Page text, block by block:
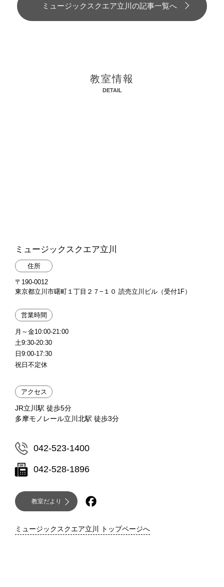
ミュージックスクエア立川の記事一覧へ
教室情報
DETAIL
ミュージックスクエア立川
住所
〒190-0012
東京都立川市曙町１丁目２７−１０ 読売立川ビル（受付1F）
営業時間
月～金10:00-21:00
土9:30-20:30
日9:00-17:30
祝日不定休
アクセス
JR立川駅 徒歩5分
多摩モノレール立川北駅 徒歩3分
042-523-1400
042-528-1896
教室だより
ミュージックスクエア立川 トップページへ